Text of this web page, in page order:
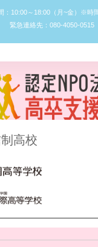
：10:00～18:00（月~金）※時
緊急連絡先：080-4050-0515
高校